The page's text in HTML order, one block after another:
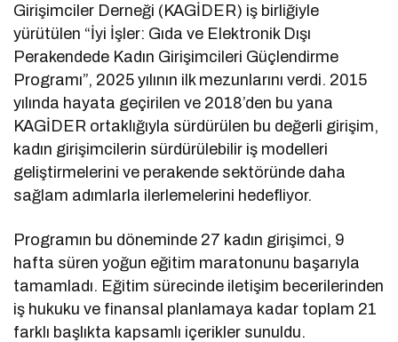
Girişimciler Derneği (KAGİDER) iş birliğiyle
yürütülen “İyi İşler: Gıda ve Elektronik Dışı
Perakendede Kadın Girişimcileri Güçlendirme
Programı”, 2025 yılının ilk mezunlarını verdi. 2015
yılında hayata geçirilen ve 2018’den bu yana
KAGİDER ortaklığıyla sürdürülen bu değerli girişim,
kadın girişimcilerin sürdürülebilir iş modelleri
geliştirmelerini ve perakende sektöründe daha
sağlam adımlarla ilerlemelerini hedefliyor.
Programın bu döneminde 27 kadın girişimci, 9
hafta süren yoğun eğitim maratonunu başarıyla
tamamladı. Eğitim sürecinde iletişim becerilerinden
iş hukuku ve finansal planlamaya kadar toplam 21
farklı başlıkta kapsamlı içerikler sunuldu.